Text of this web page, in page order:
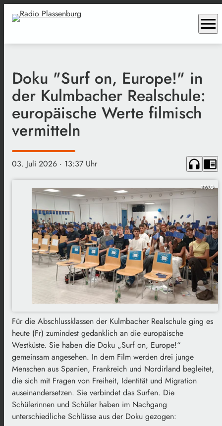
menu
Doku "Surf on, Europe!" in
der Kulmbacher Realschule:
europäische Werte filmisch
vermitteln
03. Juli 2026 · 13:37 Uhr headphones chrome_reader_mode
RP/LD
Für die Abschlussklassen der Kulmbacher Realschule ging es
heute (Fr) zumindest gedanklich an die europäische
Westküste. Sie haben die Doku „Surf on, Europe!“
gemeinsam angesehen. In dem Film werden drei junge
Menschen aus Spanien, Frankreich und Nordirland begleitet,
die sich mit Fragen von Freiheit, Identität und Migration
auseinandersetzen. Sie verbindet das Surfen. Die
Schülerinnen und Schüler haben im Nachgang
unterschiedliche Schlüsse aus der Doku gezogen: